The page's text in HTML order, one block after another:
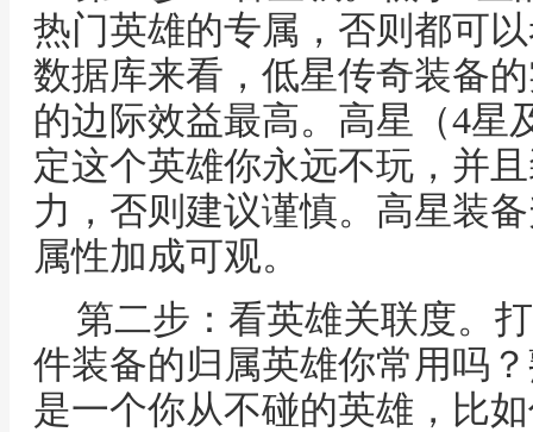
热门英雄的专属，否则都可
数据库来看，低星传奇装备
的边际效益最高。高星（4星
定这个英雄你永远不玩，并
力，否则建议谨慎。高星装
属性加成可观。
第二步：看英雄关联度。
件装备的归属英雄你常用吗
是一个你从不碰的英雄，比